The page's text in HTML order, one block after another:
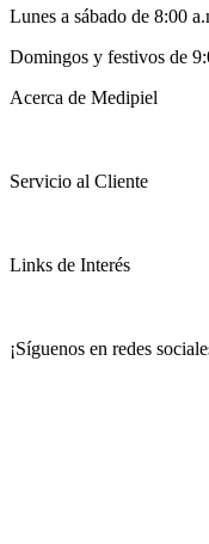
Lunes a sábado de 8:00
Domingos y festivos de
Acerca de Medipiel
Servicio al Cliente
Links de Interés
¡Síguenos en redes